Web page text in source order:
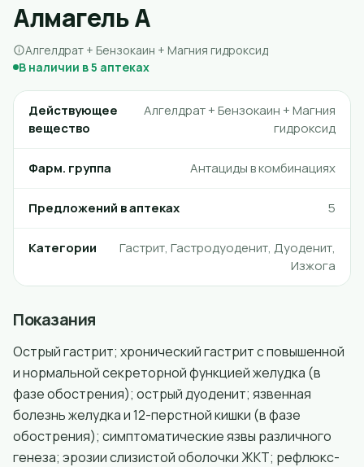
Алмагель А
Алгелдрат + Бензокаин + Магния гидроксид
В наличии в 5 аптеках
Действующее
вещество
Алгелдрат + Бензокаин + Магния
гидроксид
Фарм. группа Антациды в комбинациях
Предложений в аптеках 5
Категории
Гастрит, Гастродуоденит, Дуоденит,
Изжога
Показания
Острый гастрит; хронический гастрит с повышенной
и нормальной секреторной функцией желудка (в
фазе обострения); острый дуоденит; язвенная
болезнь желудка и 12-перстной кишки (в фазе
обострения); симптоматические язвы различного
генеза; эрозии слизистой оболочки ЖКТ; рефлюкс-